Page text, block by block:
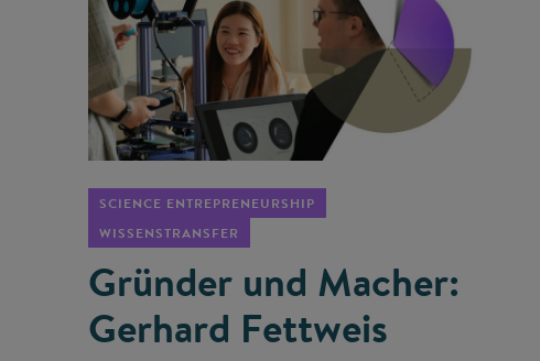
SCIENCE ENTREPRENEURSHIP
WISSENSTRANSFER
Gründer und Macher:
Gerhard Fettweis